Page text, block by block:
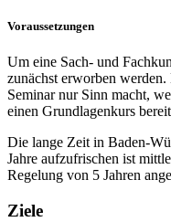
Voraussetzungen
Um eine Sach- und
zunächst erworben werden.
Seminar nur Sinn macht,
einen Grundlagenkurs
Die lange Zeit in Baden-
Jahre aufzufrischen ist
Regelung von 5 Jahren
Ziele